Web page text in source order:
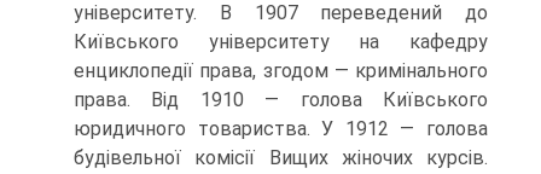
університету. В 1907 переведений до
Київського університету на кафедру
енциклопедії права, згодом — кримінального
права. Від 1910 — голова Київського
юридичного товариства. У 1912 — голова
будівельної комісії Вищих жіночих курсів.